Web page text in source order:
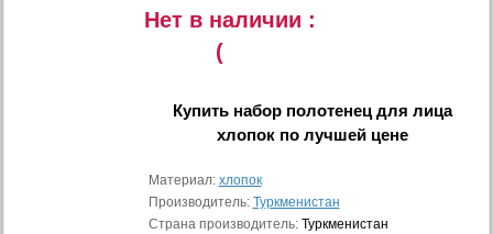
Нет в наличии :
(
Купить набор полотенец для лица
хлопокпо лучшей цене
Материал: хлопок
Производитель: Туркменистан
Страна производитель: Туркменистан